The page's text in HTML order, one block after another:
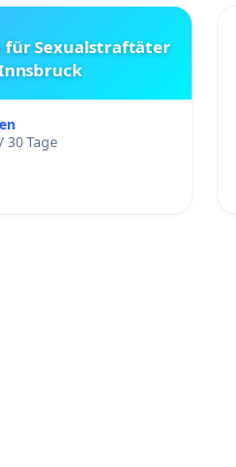
für Sexualstraftäter
Tage